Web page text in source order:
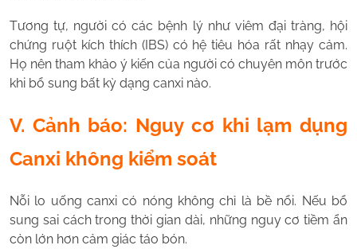
Tương tự, người có các bệnh lý như viêm đại tràng, hội
chứng ruột kích thích (IBS) có hệ tiêu hóa rất nhạy cảm.
Họ nên tham khảo ý kiến của người có chuyên môn trước
khi bổ sung bất kỳ dạng canxi nào.
V. Cảnh báo: Nguy cơ khi lạm dụng
Canxi không kiểm soát
Nỗi lo uống canxi có nóng không chỉ là bề nổi. Nếu bổ
sung sai cách trong thời gian dài, những nguy cơ tiềm ẩn
còn lớn hơn cảm giác táo bón.